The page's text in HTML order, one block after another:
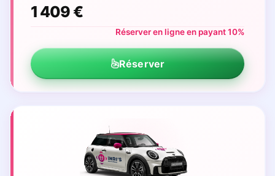
1 409 €
Réserver en ligne en payant 10%
Réserver